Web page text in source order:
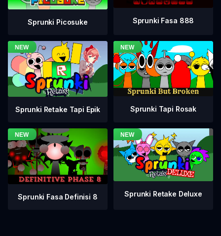
Sprunki Picosuke Sprunki Fasa 888
Sprunki Retake Tapi Epik Sprunki Tapi Rosak
Sprunki Fasa Definisi 8 Sprunki Retake Deluxe